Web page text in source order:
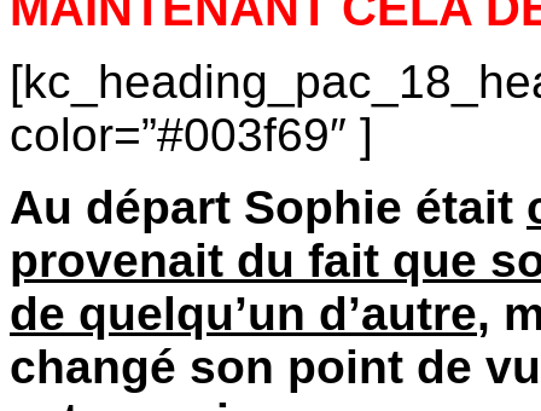
color=”#003f69″ ]
Au départ Sophie était
provenait du fait que
de quelqu’un d’autre,
changé son point de